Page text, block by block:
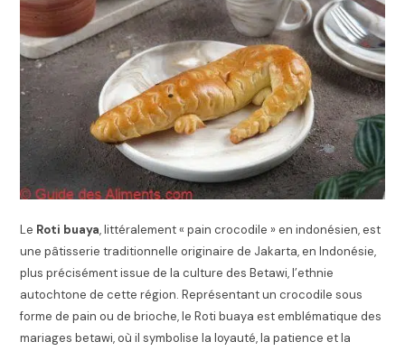
Le Roti buaya, littéralement « pain crocodile » en indonésien, est
une pâtisserie traditionnelle originaire de Jakarta, en Indonésie,
plus précisément issue de la culture des Betawi, l’ethnie
autochtone de cette région. Représentant un crocodile sous
forme de pain ou de brioche, le Roti buaya est emblématique des
mariages betawi, où il symbolise la loyauté, la patience et la